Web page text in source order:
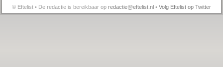
© Eftelist • De redactie is bereikbaar op redactie@eftelist.nl • Volg Eftelist op Twitter